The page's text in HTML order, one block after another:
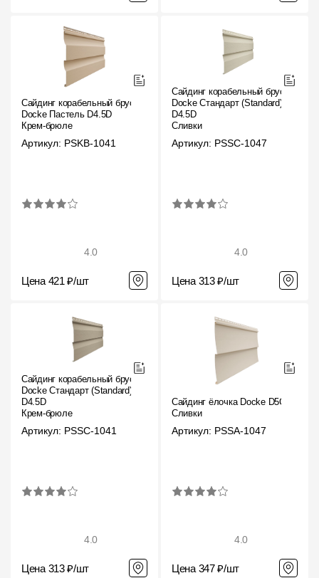
Вопрос-ответ/Faq
Сервисы
Конструктор
Цены
Компания
О компании
Контроль качества кровли
Качество фасадов
Награды
Отправка рекламации
Сайдинг корабельный брус
Docke Пастель D4.5D
Крем-брюле
Артикул: PSKB-1041
4.0
Цена 421 ₽/шт
Сайдинг корабельный брус
Docke Стандарт (Standard)
D4.5D
Сливки
Артикул: PSSC-1047
4.0
Цена 313 ₽/шт
Сайдинг корабельный брус
Docke Стандарт (Standard)
D4.5D
Крем-брюле
Артикул: PSSC-1041
4.0
Цена 313 ₽/шт
Сайдинг ёлочка Docke D5C
Сливки
Артикул: PSSA-1047
4.0
Цена 347 ₽/шт